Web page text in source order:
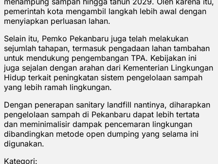
pemerintah kota mengambil langkah lebih awal dengan
menyiapkan perluasan lahan.
Selain itu, Pemko Pekanbaru juga telah melakukan
sejumlah tahapan, termasuk pengadaan lahan tambahan
untuk mendukung pengembangan TPA. Kebijakan ini
juga sejalan dengan arahan dari Kementerian Lingkungan
Hidup terkait peningkatan sistem pengelolaan sampah
yang lebih ramah lingkungan.
Dengan penerapan sanitary landfill nantinya, diharapkan
pengelolaan sampah di Pekanbaru dapat lebih tertata
dan meminimalisir dampak pencemaran lingkungan
dibandingkan metode open dumping yang selama ini
digunakan.
Kategori: